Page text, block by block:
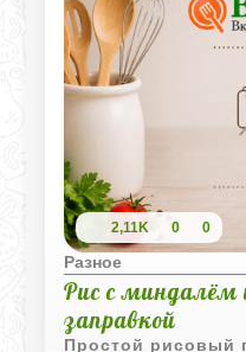
2,11K 0 0
Разное
Рис с миндалём
заправкой
Простой рисовый